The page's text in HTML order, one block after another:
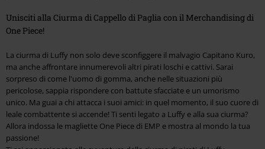
Unisciti alla Ciurma di Cappello di Paglia con il Merchandising di
One Piece!
La ciurma di Luffy non solo deve sconfiggere il malvagio Capitano Kuro,
ma anche affrontare innumerevoli altri pirati loschi e cattivi. Sarai
sorpreso di come l'uomo di gomma, anche nelle situazioni più
pericolose, sappia rispondere con battute sfacciate e un umorismo
unico. Ma guai a chi attacca i suoi amici: in quel momento, il suo cuore di
leale combattente si accende! Ti senti legato a Luffy e alla sua ciurma?
Allora indossa le magliette One Piece di EMP e mostra al mondo la tua
passione!